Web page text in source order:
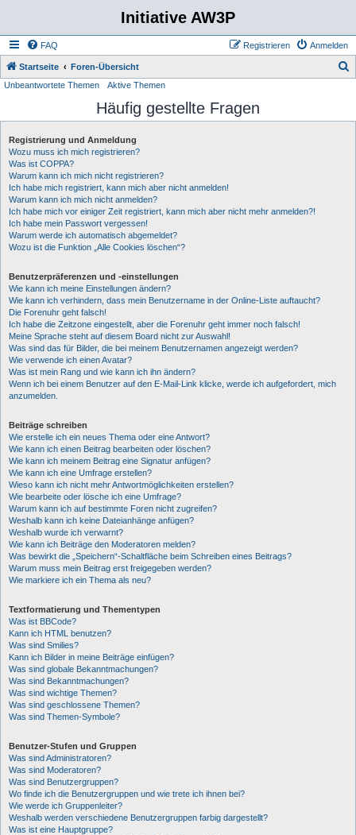
Initiative AW3P
FAQ Anmelden
Registrieren
Startseite Foren-Übersicht
h
Unbeantwortete Themen Aktive Themen
Häufig gestellte Fragen
Registrierung und Anmeldung
Wozu muss ich mich registrieren?
Was ist COPPA?
Warum kann ich mich nicht registrieren?
Ich habe mich registriert, kann mich aber nicht anmelden!
Warum kann ich mich nicht anmelden?
Ich habe mich vor einiger Zeit registriert, kann mich aber nicht mehr anmelden?!
Ich habe mein Passwort vergessen!
Warum werde ich automatisch abgemeldet?
Wozu ist die Funktion „Alle Cookies löschen“?
Benutzerpräferenzen und -einstellungen
Wie kann ich meine Einstellungen ändern?
Wie kann ich verhindern, dass mein Benutzername in der Online-Liste auftaucht?
Die Forenuhr geht falsch!
Ich habe die Zeitzone eingestellt, aber die Forenuhr geht immer noch falsch!
Meine Sprache steht auf diesem Board nicht zur Auswahl!
Was sind das für Bilder, die bei meinem Benutzernamen angezeigt werden?
Wie verwende ich einen Avatar?
Was ist mein Rang und wie kann ich ihn ändern?
Wenn ich bei einem Benutzer auf den E-Mail-Link klicke, werde ich aufgefordert, mich
anzumelden.
Beiträge schreiben
Wie erstelle ich ein neues Thema oder eine Antwort?
Wie kann ich einen Beitrag bearbeiten oder löschen?
Wie kann ich meinem Beitrag eine Signatur anfügen?
Wie kann ich eine Umfrage erstellen?
Wieso kann ich nicht mehr Antwortmöglichkeiten erstellen?
Wie bearbeite oder lösche ich eine Umfrage?
Warum kann ich auf bestimmte Foren nicht zugreifen?
Weshalb kann ich keine Dateianhänge anfügen?
Weshalb wurde ich verwarnt?
Wie kann ich Beiträge den Moderatoren melden?
Was bewirkt die „Speichern“-Schaltfläche beim Schreiben eines Beitrags?
Warum muss mein Beitrag erst freigegeben werden?
Wie markiere ich ein Thema als neu?
Textformatierung und Thementypen
Was ist BBCode?
Kann ich HTML benutzen?
Was sind Smilies?
Kann ich Bilder in meine Beiträge einfügen?
Was sind globale Bekanntmachungen?
Was sind Bekanntmachungen?
Was sind wichtige Themen?
Was sind geschlossene Themen?
Was sind Themen-Symbole?
Benutzer-Stufen und Gruppen
Was sind Administratoren?
Was sind Moderatoren?
Was sind Benutzergruppen?
Wo finde ich die Benutzergruppen und wie trete ich ihnen bei?
Wie werde ich Gruppenleiter?
Weshalb werden verschiedene Benutzergruppen farbig dargestellt?
Was ist eine Hauptgruppe?